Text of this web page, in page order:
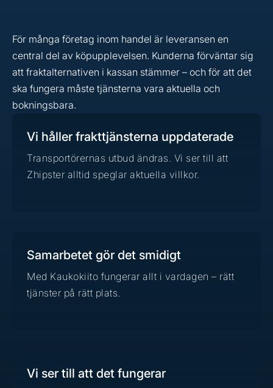
För många företag inom handel är leveransen en
central del av köpupplevelsen. Kunderna förväntar sig
att fraktalternativen i kassan stämmer – och för att det
ska fungera måste tjänsterna vara aktuella och
bokningsbara.
Vi håller frakttjänsterna uppdaterade
Transportörernas utbud ändras. Vi ser till att
Zhipster alltid speglar aktuella villkor.
Samarbetet gör det smidigt
Med Kaukokiito fungerar allt i vardagen – rätt
tjänster på rätt plats.
Vi ser till att det fungerar